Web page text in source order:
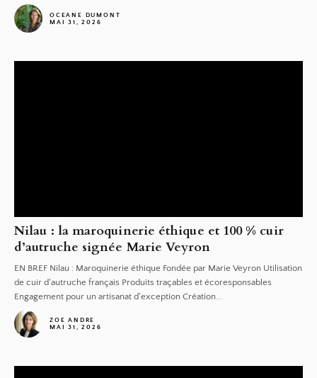
OCEANE DUMONT
MAI 31, 2026
Nilau : la maroquinerie éthique et 100 % cuir
d’autruche signée Marie Veyron
EN BREF Nilau : Maroquinerie éthique Fondée par Marie Veyron Utilisation
de cuir d'autruche français Produits traçables et écoresponsables
Engagement pour un artisanat d'exception Création...
ZOE ANDRE
MAI 31, 2026